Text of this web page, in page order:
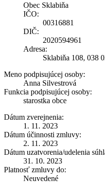
Obec Sklabiňa
IČO:
00316881
DIČ:
2020594961
Adresa:
Sklabiňa 108, 038
Meno podpisujúcej osoby:
Anna Silvestrová
Funkcia podpisujúcej osoby:
starostka obce
Dátum zverejnenia:
1. 11. 2023
Dátum účinnosti zmluvy:
2. 11. 2023
Dátum uzatvorenia/udelenia
31. 10. 2023
Platnosť zmluvy do:
Neuvedené